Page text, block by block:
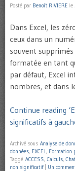
Posté par Benoît RIVIERE le
Dans Excel, les
ceux dans un
souvent
formatée en tant
par défaut, Excel
nombres, et dans
Continue reading
significatifs à
Archivé sous Analyse de
données, EXCEL, Formation
Taggé ACCESS, Calculs,
non significatif
Un